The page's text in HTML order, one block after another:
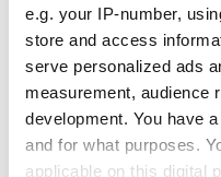
e.g. your IP-number,
store and access
serve personalized ads
measurement, audience
development. You have
and for what purposes.
applicable on this digital
v Tihanyju
Samostan,
je svetovno znan
cerkvi samostana,